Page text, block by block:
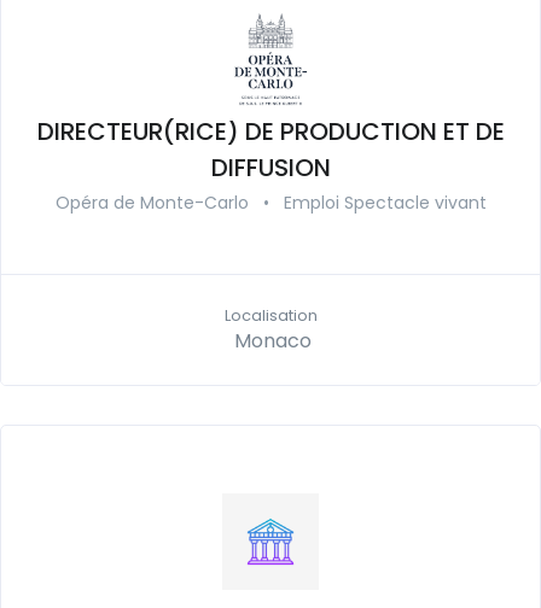
DIRECTEUR(RICE) DE PRODUCTION ET DE
DIFFUSION
Opéra de Monte-Carlo • Emploi Spectacle vivant
Localisation
Monaco